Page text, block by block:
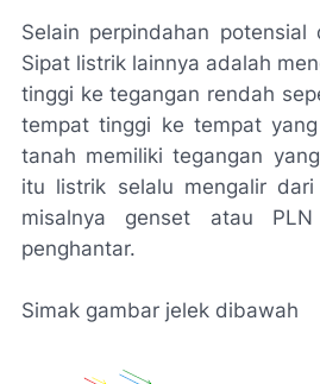
Selain perpindahan
Sipat listrik lainnya adalah
tinggi ke tegangan rendah
tempat tinggi ke tempat
tanah memiliki tegangan
itu listrik selalu mengalir
misalnya genset atau
penghantar.
Simak gambar jelek dibawah